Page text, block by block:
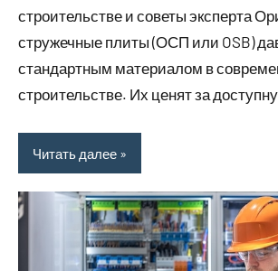
строительстве и советы эксперта
стружечные плиты (ОСП или OSB)
стандартным материалом в
строительстве. Их ценят за
Читать далее